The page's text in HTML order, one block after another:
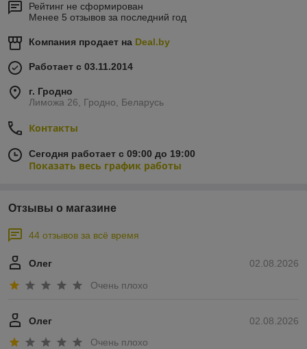
Рейтинг не сформирован
Менее 5 отзывов за последний год
Компания продает на Deal.by
Работает с 03.11.2014
г. Гродно
Лиможа 26, Гродно, Беларусь
Контакты
Сегодня работает с 09:00 до 19:00
Показать весь график работы
Отзывы о магазине
44 отзывов за всё время
02.08.2026
Олег
Очень плохо
02.08.2026
Олег
Очень плохо